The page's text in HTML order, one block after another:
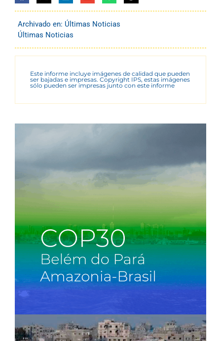
Archivado en: Últimas Noticias
Últimas Noticias
Este informe incluye imágenes de calidad que pueden
ser bajadas e impresas. Copyright IPS, estas imágenes
sólo pueden ser impresas junto con este informe